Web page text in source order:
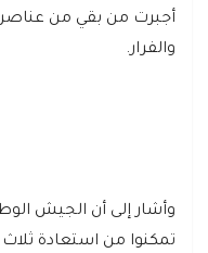
أجبرت من بقي من عناصر
والفرار.
وأشار إلى أن الجيش
تمكنوا من استعادة